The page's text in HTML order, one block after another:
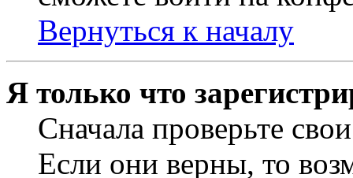
Вернуться к началу
Я только что
Сначала проверьте
Если они верны, то